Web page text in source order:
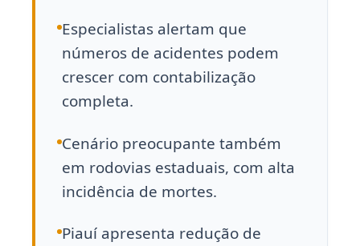
Especialistas alertam que
números de acidentes podem
crescer com contabilização
completa.
Cenário preocupante também
em rodovias estaduais, com alta
incidência de mortes.
Piauí apresenta redução de